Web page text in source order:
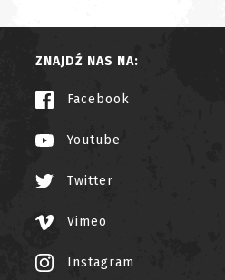
ZNAJDŹ NAS NA:
Facebook
Youtube
Twitter
Vimeo
Instagram